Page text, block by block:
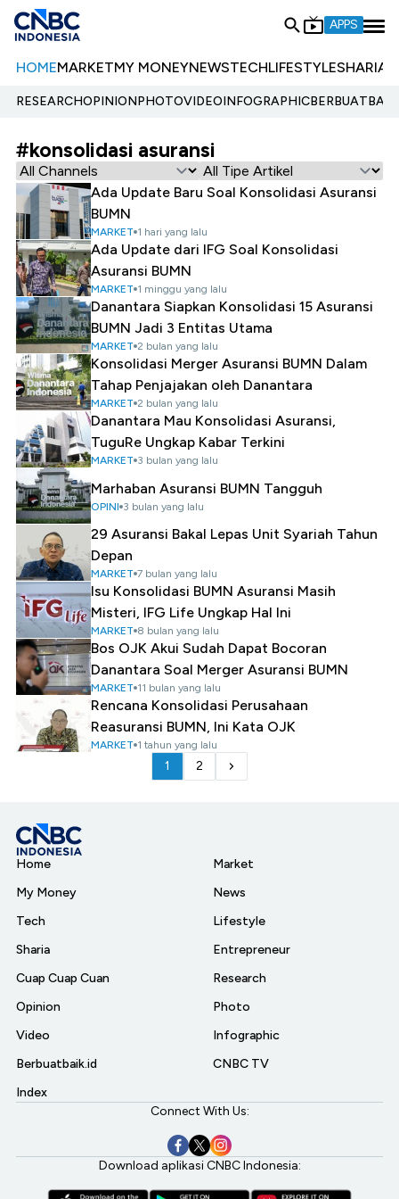
APPS
HOMEMARKETMY MONEYNEWSTECHLIFESTYLESHARIA
RESEARCHOPINIONPHOTOVIDEOINFOGRAPHIC
#konsolidasi asuransi
Ada Update Baru Soal Konsolidasi Asuransi
BUMN
MARKET 1 hari yang lalu
Ada Update dari IFG Soal Konsolidasi
Asuransi BUMN
MARKET 1 minggu yang lalu
Danantara Siapkan Konsolidasi 15 Asuransi
BUMN Jadi 3 Entitas Utama
MARKET 2 bulan yang lalu
Konsolidasi Merger Asuransi BUMN Dalam
Tahap Penjajakan oleh Danantara
MARKET 2 bulan yang lalu
Danantara Mau Konsolidasi Asuransi,
TuguRe Ungkap Kabar Terkini
MARKET 3 bulan yang lalu
Marhaban Asuransi BUMN Tangguh
OPINI 3 bulan yang lalu
29 Asuransi Bakal Lepas Unit Syariah Tahun
Depan
MARKET 7 bulan yang lalu
Isu Konsolidasi BUMN Asuransi Masih
Misteri, IFG Life Ungkap Hal Ini
MARKET 8 bulan yang lalu
Bos OJK Akui Sudah Dapat Bocoran
Danantara Soal Merger Asuransi BUMN
MARKET 11 bulan yang lalu
Rencana Konsolidasi Perusahaan
Reasuransi BUMN, Ini Kata OJK
MARKET 1 tahun yang lalu
1 2
Home
My Money
Tech
Sharia
Cuap Cuap Cuan
Opinion
Video
Berbuatbaik.id
Index
Market
News
Lifestyle
Entrepreneur
Research
Photo
Infographic
CNBC TV
Connect With Us:
Download aplikasi CNBC Indonesia: